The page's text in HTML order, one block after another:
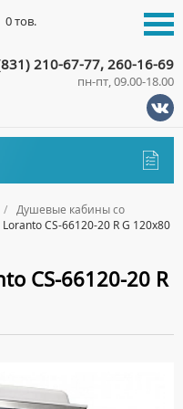
Душевые кабины со
CS-66120-20 R G 120х80
CS-66120-20 R
210-67-77, 260-16-69
пн-пт, 09.00-18.00
0 тов.